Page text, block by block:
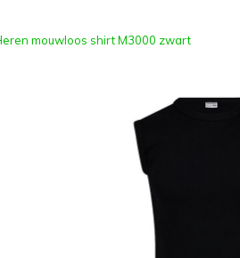
mouwloos shirt M3000 zwart